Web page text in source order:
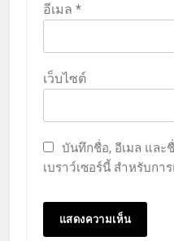
อีเมล *
เว็บไซต์
บันทึกชื่อ, อีเมล และ
เบราว์เซอร์นี้ สำหรับกา